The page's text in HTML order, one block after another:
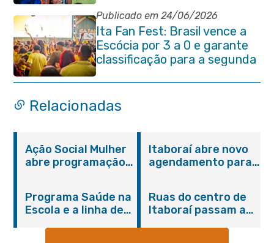
Publicado em 24/06/2026
Ita Fan Fest: Brasil vence a
Escócia por 3 a 0 e garante
classificação para a segunda
fase da Copa do Mundo
Relacionadas
Ação Social Mulher
abre programação
serviços gratuitos e
orientações
Itaboraí abre novo
agendamento para
Programa Saúde na
Escola e a linha de
Ruas do centro de
Itaboraí passam a